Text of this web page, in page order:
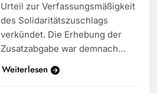
Urteil zur Verfassungsmäßigkeit
des Solidaritätszuschlags
verkündet. Die Erhebung der
Zusatzabgabe war demnach…
Weiterlesen